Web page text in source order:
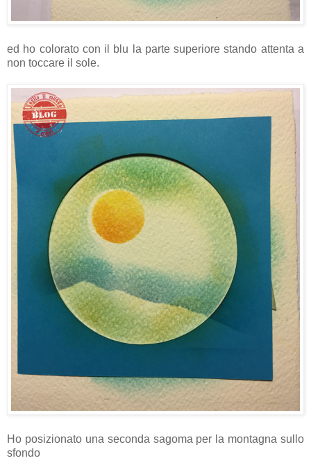
ed ho colorato con il blu la parte superiore stando attenta a
non toccare il sole.
Ho posizionato una seconda sagoma per la montagna sullo
sfondo